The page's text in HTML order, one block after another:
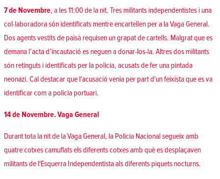
7 de Novembre, a les 11:00 de la nit. Tres militants independentistes i una
col·laboradora són identificats mentre encartellen per a la Vaga General.
Dos agents vestits de paisà requisen un grapat de cartells. Malgrat que es
demana l’acta d’incautació es neguen a donar-los-la. Altres dos militants
són retinguts i identificats per la policia, acusats de fer una pintada
neonazi. Cal destacar que l'acusació venia per part d'un feixista que es va
identificar com a policia portuari.
14 de Novembre. Vaga General
Durant tota la nit de la Vaga General, la Policia Nacional segueix amb
quatre cotxes camuflats els diferents cotxes amb què es desplaçaven
militants de l'Esquerra Independentista als diferents piquets nocturns.